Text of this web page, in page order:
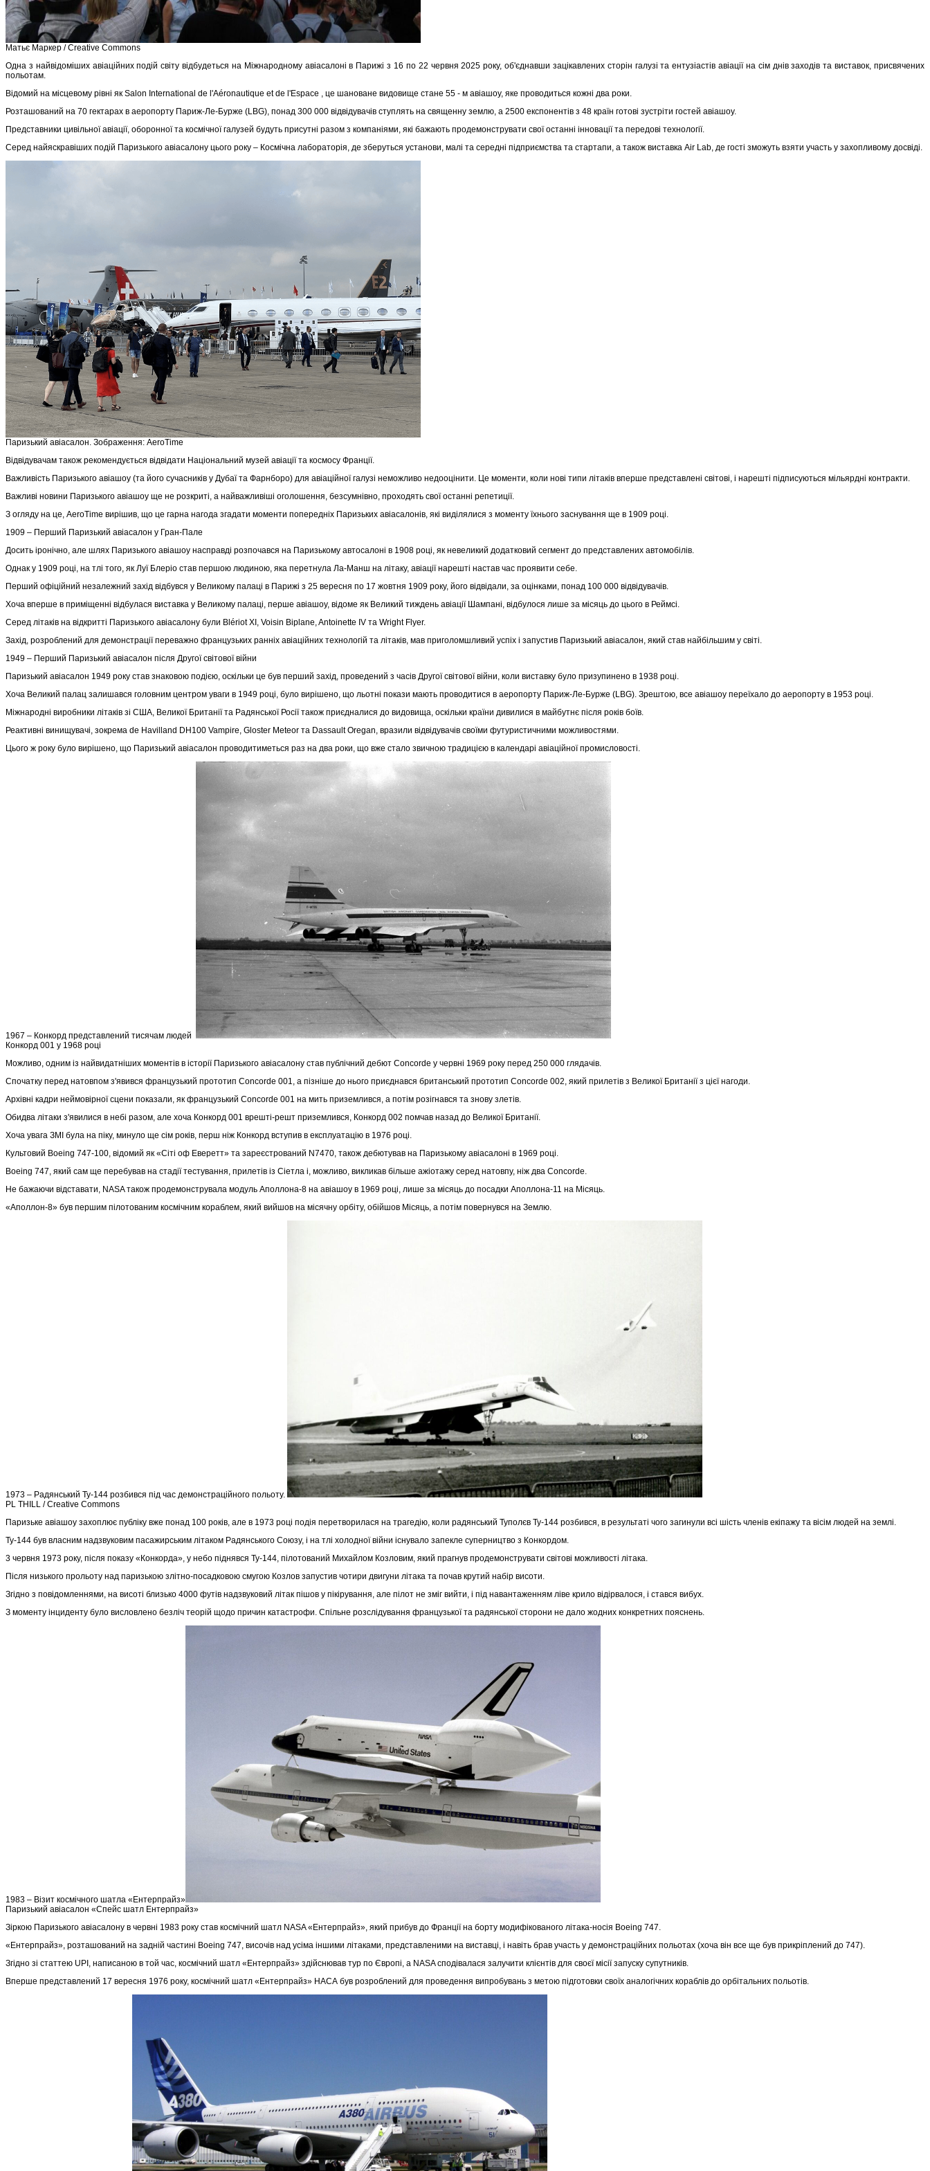
Матьє Маркер / Creative Commons
Одна з найвідоміших авіаційних подій світу відбудеться на Міжнародному авіасалоні в Парижі з 16 по 22 червня 2025 року, об'єднавши зацікавлених сторін галузі та ентузіастів авіації на сім днів заходів та виставок, присвячених
польотам.
Відомий на місцевому рівні як Salon International de l'Aéronautique et de l'Espace , це шановане видовище стане 55 - м авіашоу, яке проводиться кожні два роки.
Розташований на 70 гектарах в аеропорту Париж-Ле-Бурже (LBG), понад 300 000 відвідувачів ступлять на священну землю, а 2500 експонентів з 48 країн готові зустріти гостей авіашоу.
Представники цивільної авіації, оборонної та космічної галузей будуть присутні разом з компаніями, які бажають продемонструвати свої останні інновації та передові технології.
Серед найяскравіших подій Паризького авіасалону цього року – Космічна лабораторія, де зберуться установи, малі та середні підприємства та стартапи, а також виставка Air Lab, де гості зможуть взяти участь у захопливому досвіді.
Паризький авіасалон. Зображення: AeroTime
Відвідувачам також рекомендується відвідати Національний музей авіації та космосу Франції.
Важливість Паризького авіашоу (та його сучасників у Дубаї та Фарнборо) для авіаційної галузі неможливо недооцінити. Це моменти, коли нові типи літаків вперше представлені світові, і нарешті підписуються мільярдні контракти.
Важливі новини Паризького авіашоу ще не розкриті, а найважливіші оголошення, безсумнівно, проходять свої останні репетиції.
З огляду на це, AeroTime вирішив, що це гарна нагода згадати моменти попередніх Паризьких авіасалонів, які виділялися з моменту їхнього заснування ще в 1909 році.
1909 – Перший Паризький авіасалон у Гран-Пале
Досить іронічно, але шлях Паризького авіашоу насправді розпочався на Паризькому автосалоні в 1908 році, як невеликий додатковий сегмент до представлених автомобілів.
Однак у 1909 році, на тлі того, як Луї Блеріо став першою людиною, яка перетнула Ла-Манш на літаку, авіації нарешті настав час проявити себе.
Перший офіційний незалежний захід відбувся у Великому палаці в Парижі з 25 вересня по 17 жовтня 1909 року, його відвідали, за оцінками, понад 100 000 відвідувачів.
Хоча вперше в приміщенні відбулася виставка у Великому палаці, перше авіашоу, відоме як Великий тиждень авіації Шампані, відбулося лише за місяць до цього в Реймсі.
Серед літаків на відкритті Паризького авіасалону були Blériot XI, Voisin Biplane, Antoinette IV та Wright Flyer.
Захід, розроблений для демонстрації переважно французьких ранніх авіаційних технологій та літаків, мав приголомшливий успіх і запустив Паризький авіасалон, який став найбільшим у світі.
1949 – Перший Паризький авіасалон після Другої світової війни
Паризький авіасалон 1949 року став знаковою подією, оскільки це був перший захід, проведений з часів Другої світової війни, коли виставку було призупинено в 1938 році.
Хоча Великий палац залишався головним центром уваги в 1949 році, було вирішено, що льотні покази мають проводитися в аеропорту Париж-Ле-Бурже (LBG). Зрештою, все авіашоу переїхало до аеропорту в 1953 році.
Міжнародні виробники літаків зі США, Великої Британії та Радянської Росії також приєдналися до видовища, оскільки країни дивилися в майбутнє після років боїв.
Реактивні винищувачі, зокрема de Havilland DH100 Vampire, Gloster Meteor та Dassault Oregan, вразили відвідувачів своїми футуристичними можливостями.
Цього ж року було вирішено, що Паризький авіасалон проводитиметься раз на два роки, що вже стало звичною традицією в календарі авіаційної промисловості.
1967 – Конкорд представлений тисячам людей
Конкорд 001 у 1968 році
Можливо, одним із найвидатніших моментів в історії Паризького авіасалону став публічний дебют Concorde у червні 1969 року перед 250 000 глядачів.
Спочатку перед натовпом з'явився французький прототип Concorde 001, а пізніше до нього приєднався британський прототип Concorde 002, який прилетів з Великої Британії з цієї нагоди.
Архівні кадри неймовірної сцени показали, як французький Concorde 001 на мить приземлився, а потім розігнався та знову злетів.
Обидва літаки з'явилися в небі разом, але хоча Конкорд 001 врешті-решт приземлився, Конкорд 002 помчав назад до Великої Британії.
Хоча увага ЗМІ була на піку, минуло ще сім років, перш ніж Конкорд вступив в експлуатацію в 1976 році.
Культовий Boeing 747-100, відомий як «Сіті оф Еверетт» та зареєстрований N7470, також дебютував на Паризькому авіасалоні в 1969 році.
Boeing 747, який сам ще перебував на стадії тестування, прилетів із Сіетла і, можливо, викликав більше ажіотажу серед натовпу, ніж два Concorde.
Не бажаючи відставати, NASA також продемонструвала модуль Аполлона-8 на авіашоу в 1969 році, лише за місяць до посадки Аполлона-11 на Місяць.
«Аполлон-8» був першим пілотованим космічним кораблем, який вийшов на місячну орбіту, обійшов Місяць, а потім повернувся на Землю.
1973 – Радянський Ту-144 розбився під час демонстраційного польоту.
PL THILL / Creative Commons
Паризьке авіашоу захоплює публіку вже понад 100 років, але в 1973 році подія перетворилася на трагедію, коли радянський Туполєв Ту-144 розбився, в результаті чого загинули всі шість членів екіпажу та вісім людей на землі.
Ту-144 був власним надзвуковим пасажирським літаком Радянського Союзу, і на тлі холодної війни існувало запекле суперництво з Конкордом.
3 червня 1973 року, після показу «Конкорда», у небо піднявся Ту-144, пілотований Михайлом Козловим, який прагнув продемонструвати світові можливості літака.
Після низького прольоту над паризькою злітно-посадковою смугою Козлов запустив чотири двигуни літака та почав крутий набір висоти.
Згідно з повідомленнями, на висоті близько 4000 футів надзвуковий літак пішов у пікірування, але пілот не зміг вийти, і під навантаженням ліве крило відірвалося, і стався вибух.
З моменту інциденту було висловлено безліч теорій щодо причин катастрофи. Спільне розслідування французької та радянської сторони не дало жодних конкретних пояснень.
1983 – Візит космічного шатла «Ентерпрайз»
Паризький авіасалон «Спейс шатл Ентерпрайз»
Зіркою Паризького авіасалону в червні 1983 року став космічний шатл NASA «Ентерпрайз», який прибув до Франції на борту модифікованого літака-носія Boeing 747.
«Ентерпрайз», розташований на задній частині Boeing 747, височів над усіма іншими літаками, представленими на виставці, і навіть брав участь у демонстраційних польотах (хоча він все ще був прикріплений до 747).
Згідно зі статтею UPI, написаною в той час, космічний шатл «Ентерпрайз» здійснював тур по Європі, а NASA сподівалася залучити клієнтів для своєї місії запуску супутників.
Вперше представлений 17 вересня 1976 року, космічний шатл «Ентерпрайз» НАСА був розроблений для проведення випробувань з метою підготовки своїх аналогічних кораблів до орбітальних польотів.